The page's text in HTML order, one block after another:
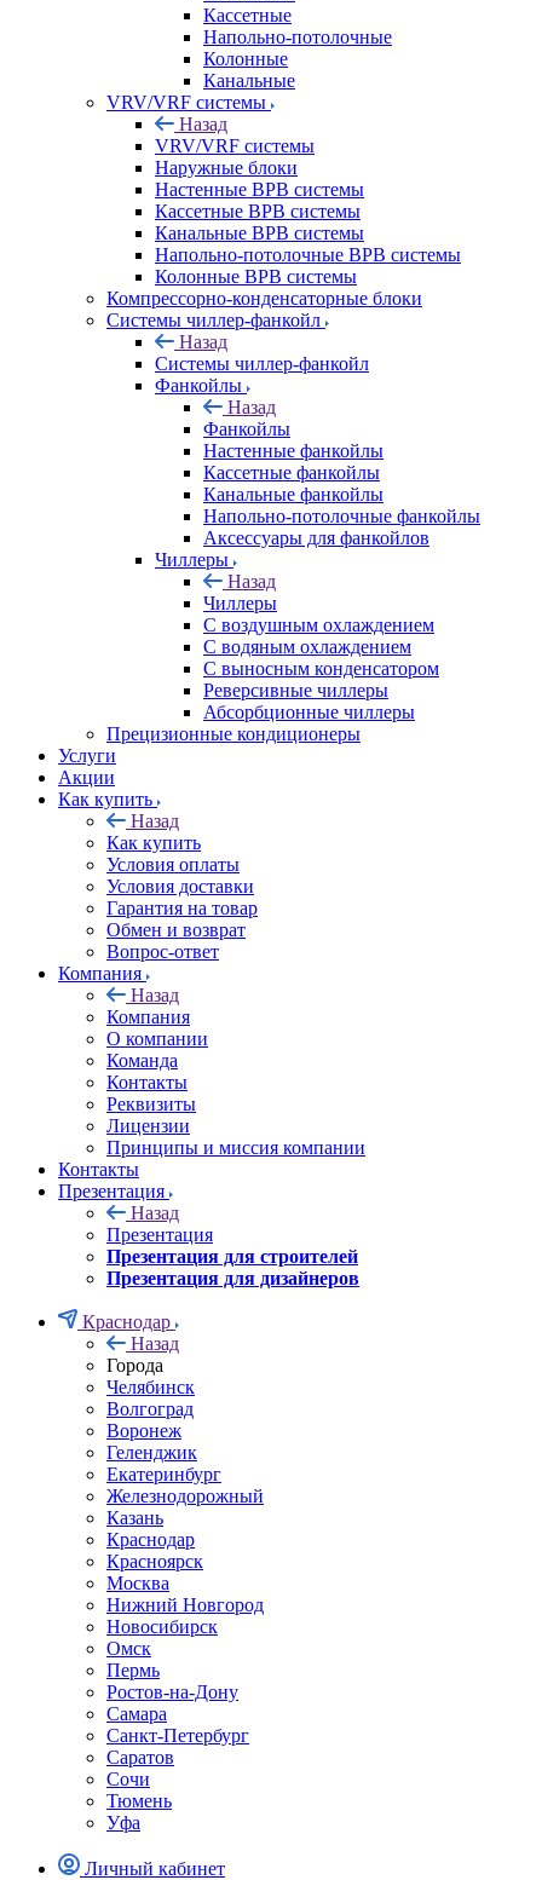
Кассетные
Напольно-потолочные
Колонные
Канальные
VRV/VRF системы
Назад
VRV/VRF системы
Наружные блоки
Настенные ВРВ системы
Кассетные ВРВ системы
Канальные ВРВ системы
Напольно-потолочные ВРВ системы
Колонные ВРВ системы
Компрессорно-конденсаторные блоки
Системы чиллер-фанкойл
Назад
Системы чиллер-фанкойл
Фанкойлы
Назад
Фанкойлы
Настенные фанкойлы
Кассетные фанкойлы
Канальные фанкойлы
Напольно-потолочные фанкойлы
Аксессуары для фанкойлов
Чиллеры
Назад
Чиллеры
С воздушным охлаждением
С водяным охлаждением
С выносным конденсатором
Реверсивные чиллеры
Абсорбционные чиллеры
Прецизионные кондиционеры
Услуги
Акции
Как купить
Назад
Как купить
Условия оплаты
Условия доставки
Гарантия на товар
Обмен и возврат
Вопрос-ответ
Компания
Назад
Компания
О компании
Команда
Контакты
Реквизиты
Лицензии
Принципы и миссия компании
Контакты
Презентация
Назад
Презентация
Презентация для строителей
Презентация для дизайнеров
Краснодар
Назад
Города
Челябинск
Волгоград
Воронеж
Геленджик
Екатеринбург
Железнодорожный
Казань
Краснодар
Красноярск
Москва
Нижний Новгород
Новосибирск
Омск
Пермь
Ростов-на-Дону
Самара
Санкт-Петербург
Саратов
Сочи
Тюмень
Уфа
Личный кабинет